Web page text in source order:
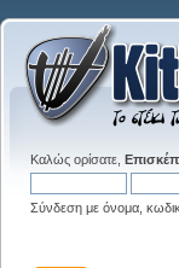
Καλώς ορίσατε,
Σύνδεση με όνομα,